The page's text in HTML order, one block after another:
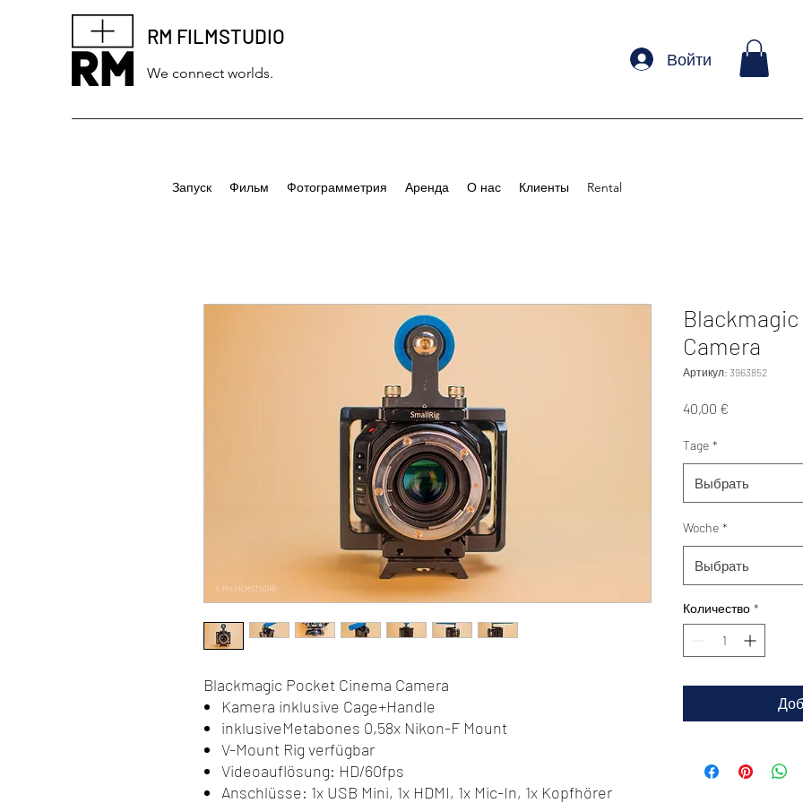
RM FILMSTUDIO
We connect worlds.
Войти
Blackmagic Pocket Cinema Camera
Kamera inklusive Cage+Handle
inklusiveMetabones 0,58x Nikon-F Mount
V-Mount Rig verfügbar
Videoauflösung: HD/60fps
Anschlüsse: 1x USB Mini, 1x HDMI, 1x Mic-In, 1x Kopfhörer
Camera
Артикул: 3963852
40,00 €
Tage *
Выбрать
Woche *
Выбрать
Количество *
Запуск Фильм Фотограмметрия Аренда О нас Клиенты Rental